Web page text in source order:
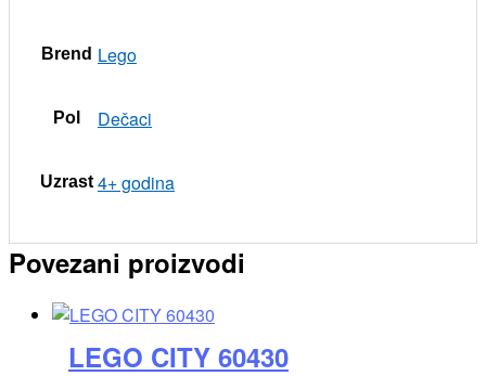
Brend Lego
Pol Dečaci
Uzrast 4+ godina
Povezani proizvodi
LEGO CITY 60430